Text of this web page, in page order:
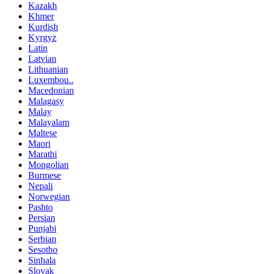
Kazakh
Khmer
Kurdish
Kyrgyz
Latin
Latvian
Lithuanian
Luxembou..
Macedonian
Malagasy
Malay
Malayalam
Maltese
Maori
Marathi
Mongolian
Burmese
Nepali
Norwegian
Pashto
Persian
Punjabi
Serbian
Sesotho
Sinhala
Slovak